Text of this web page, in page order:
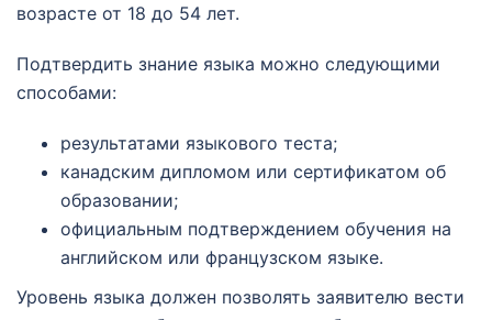
возрасте от 18 до 54 лет.
Подтвердить знание языка можно следующими
способами:
результатами языкового теста;
канадским дипломом или сертификатом об
образовании;
официальным подтверждением обучения на
английском или французском языке.
Уровень языка должен позволять заявителю вести